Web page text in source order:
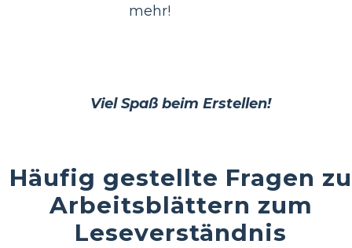
mehr!
Viel Spaß beim Erstellen!
Häufig gestellte Fragen zu
Arbeitsblättern zum
Leseverständnis